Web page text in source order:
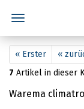
« Erster
«
7 Artikel in dieser
Warema